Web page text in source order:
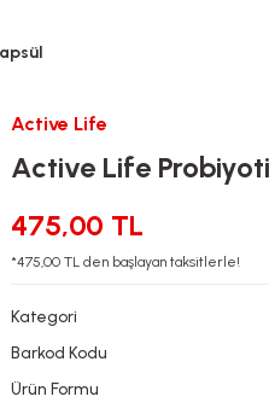
Active Life
Active Life
475,00 TL
*475,00 TL den başlayan taksitlerle!
Kategori
Barkod Kodu
Ürün Formu